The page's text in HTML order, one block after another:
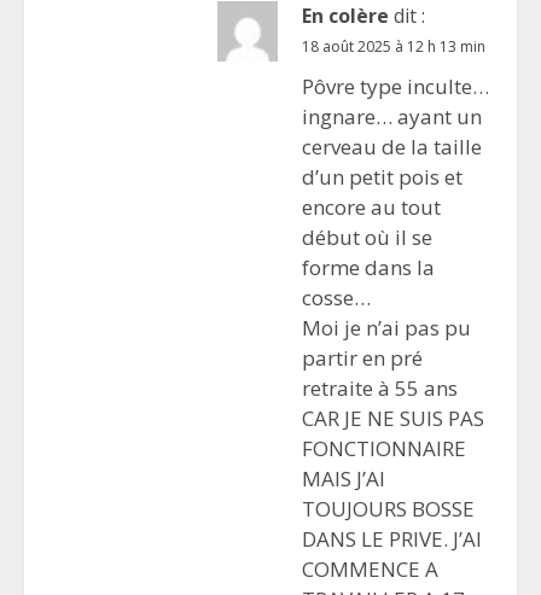
En colère dit :
18 août 2025 à 12 h 13 min
Pôvre type inculte…
ingnare… ayant un
cerveau de la taille
d’un petit pois et
encore au tout
début où il se
forme dans la
cosse…
Moi je n’ai pas pu
partir en pré
retraite à 55 ans
CAR JE NE SUIS PAS
FONCTIONNAIRE
MAIS J’AI
TOUJOURS BOSSE
DANS LE PRIVE. J’AI
COMMENCE A